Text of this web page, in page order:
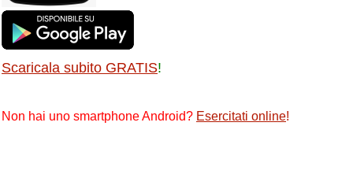
Scaricala subito GRATIS!
Non hai uno smartphone Android? Esercitati online!